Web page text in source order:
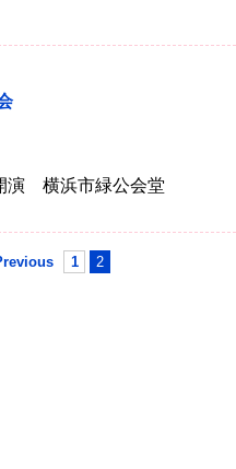
演 横浜市緑公会堂
1 2